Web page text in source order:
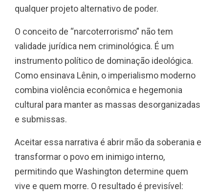
qualquer projeto alternativo de poder.
O conceito de “narcoterrorismo” não tem
validade jurídica nem criminológica. É um
instrumento político de dominação ideológica.
Como ensinava Lênin, o imperialismo moderno
combina violência econômica e hegemonia
cultural para manter as massas desorganizadas
e submissas.
Aceitar essa narrativa é abrir mão da soberania e
transformar o povo em inimigo interno,
permitindo que Washington determine quem
vive e quem morre. O resultado é previsível: